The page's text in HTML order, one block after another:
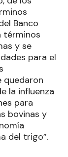
Banco
términos
y se
para el
quedaron
la influenza
para
bovinas y
del trigo”.